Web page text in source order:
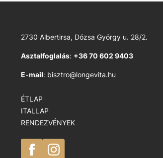
2730 Albertirsa, Dózsa György u. 28/2.
Asztalfoglalás: +36 70 602 9403
E-mail: bisztro@longevita.hu
ÉTLAP
ITALLAP
RENDEZVÉNYEK